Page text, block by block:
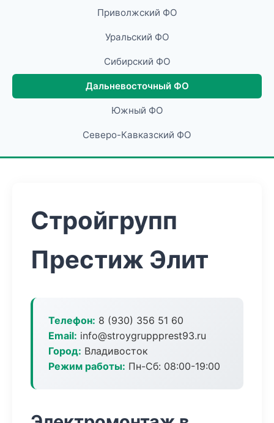
Приволжский ФО
Уральский ФО
Сибирский ФО
Дальневосточный ФО
Южный ФО
Северо-Кавказский ФО
Стройгрупп
Престиж Элит
Телефон: 8 (930) 356 51 60
Email: info@stroygruppprest93.ru
Город: Владивосток
Режим работы: Пн-Сб: 08:00-19:00